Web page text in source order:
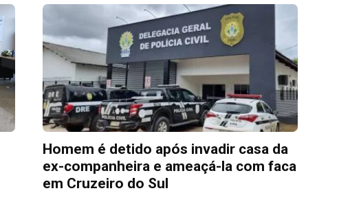
Homem é detido após invadir casa da
ex-companheira e ameaçá-la com faca
em Cruzeiro do Sul